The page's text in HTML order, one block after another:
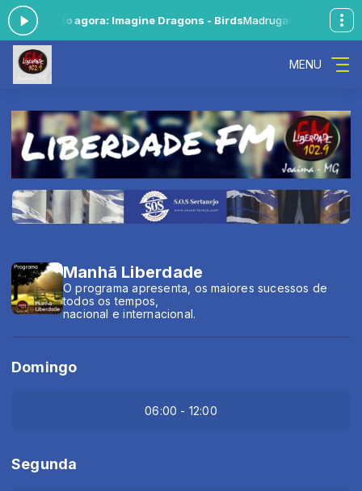
- Tocando agora: Imagine Dragons - BirdsMadrugada Sonora das
MENU
Manhã Liberdade
O programa apresenta, os maiores sucessos de
todos os tempos,
nacional e internacional.
Domingo
06:00 - 12:00
Segunda